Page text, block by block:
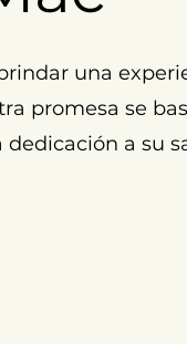
una
promesa se
a su